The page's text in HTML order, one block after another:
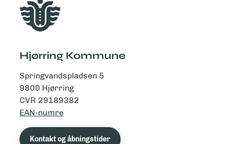
Hjørring Kommune
Springvandspladsen 5
9800 Hjørring
CVR 29189382
EAN-numre
Kontakt og åbningstider